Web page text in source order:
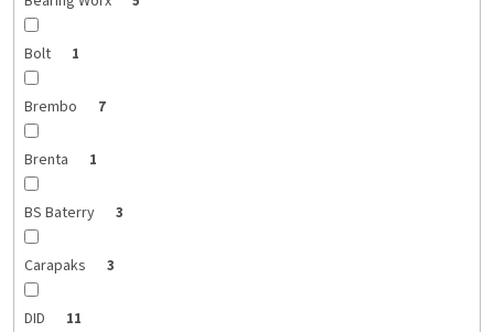
Bolt 1
Brembo 7
Brenta 1
BS Baterry 3
Carapaks 3
DID 11